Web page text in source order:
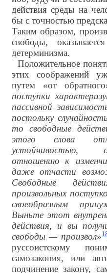
действия среды на
бы с точностью
Таким образом,
свободы,
детерминизма.
Положительное
этих соображений
путем «от
поступки
пассивной
постольку
то свободные
этого слова
устойчивостью,
отношению к
даже отчасти
Свободные
произвольных
своеобразным
Выньте этот
действия, и вы
свободы — произвол»
руссоистскому
самозакония, или
подчинение закону,